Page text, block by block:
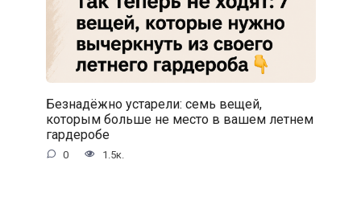
Безнадёжно устарели: семь вещей,
которым больше не место в вашем летнем
гардеробе
0 1.5к.